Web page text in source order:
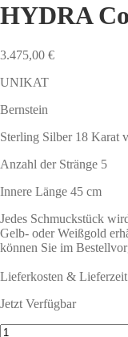
HYDRA
3.475,00 €
UNIKAT
Bernstein
Sterling Silber 18 Karat
Anzahl der Stränge 5
Innere Länge 45 cm
Jedes Schmuckstück
Gelb- oder Weißgold
können Sie im
Lieferkosten &
Jetzt Verfügbar
HYDRA